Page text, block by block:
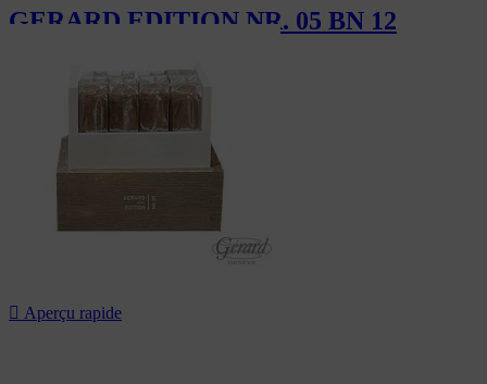
GERARD EDITION NR. 05 BN 12
 Aperçu rapide